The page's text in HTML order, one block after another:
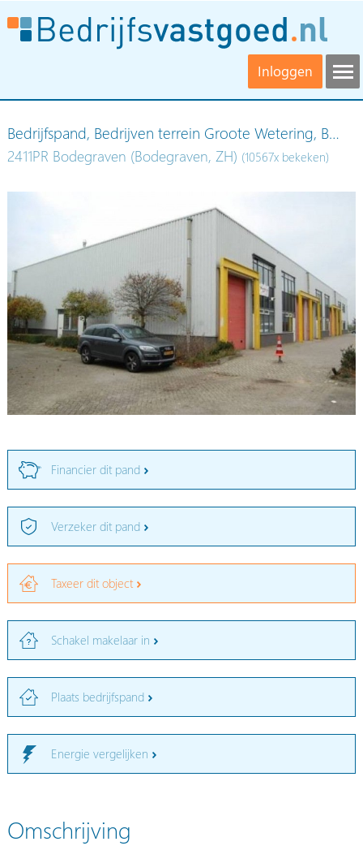
Inloggen
Bedrijfspand, Bedrijven terrein Groote Wetering, B…
2411PR Bodegraven (Bodegraven, ZH) (10567x bekeken)
Financier dit pand
Verzeker dit pand
Taxeer dit object
Schakel makelaar in
Plaats bedrijfspand
Energie vergelijken
Omschrijving